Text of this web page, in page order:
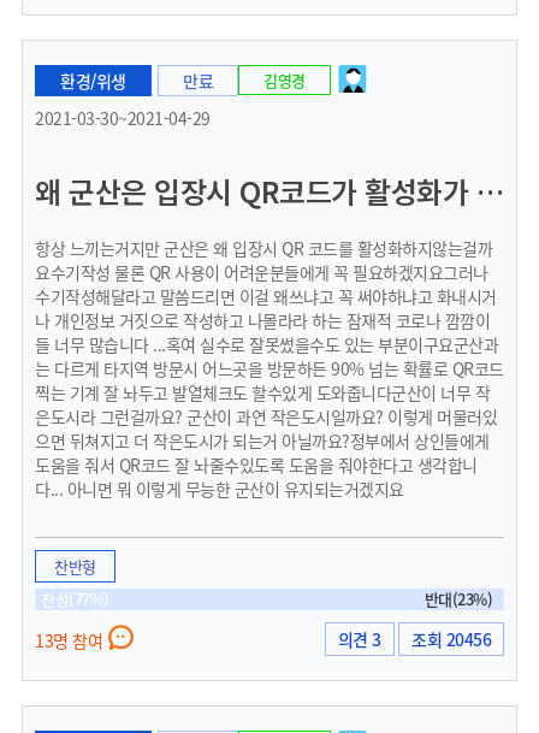
환경/위생
만료
2021-03-30~2021-04-29
김영경
왜 군산은 입장시 QR코드가 활성화가 안되는지에 대한 의문
항상 느끼는거지만 군산은 왜 입장시 QR 코드를 활성화하지않는걸까
요수기작성 물론 QR 사용이 어려운분들에게 꼭 필요하겠지요그러나
수기작성해달라고 말씀드리면 이걸 왜쓰냐고 꼭 써야하냐고 화내시거
나 개인정보 거짓으로 작성하고 나몰라라 하는 잠재적 코로나 깜깜이
들 너무 많습니다 ...혹여 실수로 잘못썼을수도 있는 부분이구요군산과
는 다르게 타지역 방문시 어느곳을 방문하든 90% 넘는 확률로 QR코드
찍는 기계 잘 놔두고 발열체크도 할수있게 도와줍니다군산이 너무 작
은도시라 그런걸까요? 군산이 과연 작은도시일까요? 이렇게 머물러있
으면 뒤쳐지고 더 작은도시가 되는거 아닐까요?정부에서 상인들에게
도움을 줘서 QR코드 잘 놔줄수있도록 도움을 줘야한다고 생각합니
다... 아니면 뭐 이렇게 무능한 군산이 유지되는거겠지요
찬반형
찬성(77%)
반대(23%)
13명 참여 의견 3 조회 20456